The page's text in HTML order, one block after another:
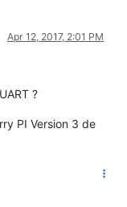
Apr 12, 2017, 2:01 PM
?
PI Version 3 de